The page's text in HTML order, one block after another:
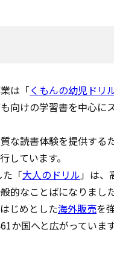
は「くもんの幼児ドリ
向けの学習書を中心に
な読書体験を提供する
しています。
た「大人のドリル」は、
的なことばになりました
じめとした海外販売を
か国へと広がっています